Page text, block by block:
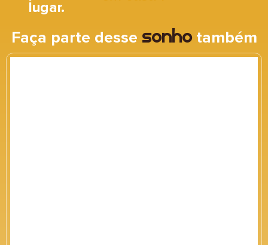
lugar.
Faça parte desse sonhotambém